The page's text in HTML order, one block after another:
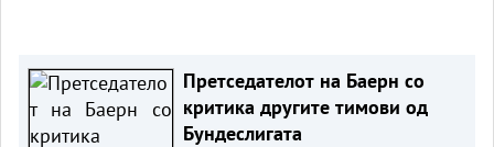
Претседателот на Баерн со
критика другите тимови од
Бундеслигата